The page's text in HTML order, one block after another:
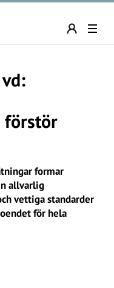
förstör
formar
allvarlig
vettiga standarder
för hela